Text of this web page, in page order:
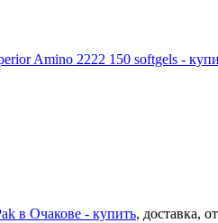
Amino 2222 150 softgels -
в Очакове - купить, доставка,